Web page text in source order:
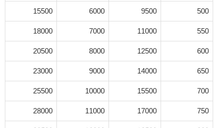
500
9500
6000
15500
550
11000
7000
18000
600
12500
8000
20500
650
14000
9000
23000
700
15500
10000
25500
750
17000
11000
28000